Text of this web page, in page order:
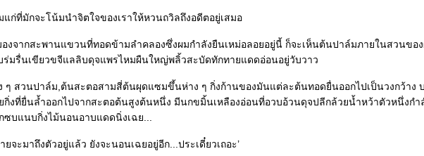
แก่ที่มักจะโน้มนำจิตใจของเราให้หวนถวิลถึงอดีตอยู่เสมอ
องจากสะพานแขวนที่ทอดข้ามลำคลองซึ่งผมกำลังยืนเหม่อลอยอยู่นี้ ก็จะเห็นต้นปาล์มภายในสวนขอ
มรื่นเขียวขจีแลลิบดุจแพรไหมผืนใหญ่พลิ้วสะบัดทักทายแดดอ่อนอยู่วับวาว
ๆ สวนปาล์ม,ต้นสะตอสามสี่ต้นผุดแซมขึ้นห่าง ๆ กิ่งก้านของมันแต่ละต้นทอดยื่นออกไปเป็นวงกว้าง
กิ่งที่ยื่นล้ำออกไปจากสะตอต้นสูงต้นหนึ่ง มีนกขมิ้นเหลืองอ่อนที่อวบอ้วนดุจปลีกล้วยน้ำหว้าตัวหนึ่งกำ
บแนบกิ่งไม้นอนอาบแดดนิ่งเฉย...
ายจะมาถึงตัวอยู่แล้ว ยังจะนอนเฉยอยู่อีก...ประเดี๋ยวเถอะ’